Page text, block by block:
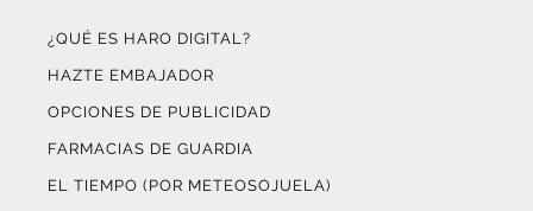
¿QUÉ ES HARO DIGITAL?
HAZTE EMBAJADOR
OPCIONES DE PUBLICIDAD
FARMACIAS DE GUARDIA
EL TIEMPO (POR METEOSOJUELA)